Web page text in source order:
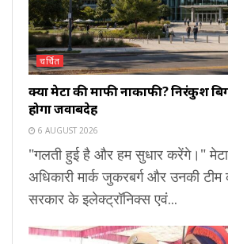
चर्चित
क्या मेटा की माफी नाकाफी? निरंकुश
होगा जवाबदेह
6 AUGUST 2026
"गलती हुई है और हम सुधार करेंगे।" मेटा
अधिकारी मार्क जुकरबर्ग और उनकी
सरकार के इलेक्ट्रॉनिक्स एवं...